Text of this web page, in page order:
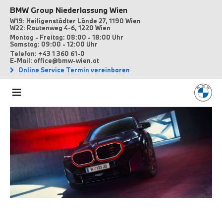
BMW Group Niederlassung Wien
W19: Heiligenstädter Lände 27, 1190 Wien
W22: Rautenweg 4-6, 1220 Wien
Montag - Freitag: 08:00 - 18:00 Uhr
Samstag: 09:00 - 12:00 Uhr
Telefon: +43 1 360 61-0
E-Mail: office@bmw-wien.at
Online Service Termin vereinbaren